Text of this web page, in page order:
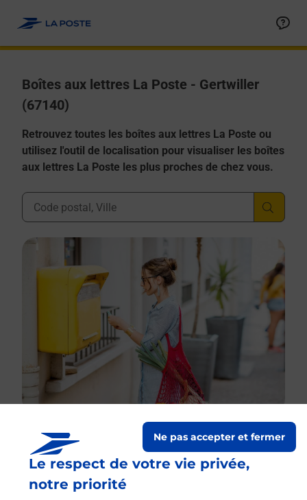
Le respect de votre vie privée,
notre priorité
Ne pas accepter et fermer
Boîtes aux lettres La Poste - Gertwiller
(67140)
Retrouvez toutes les boîtes aux lettres La Poste ou
utilisez l'outil de localisation pour visualiser les boîtes
aux lettres La Poste les plus proches de chez vous.
Ville, Département, Code Postal
Boîte aux lettres La Poste
Le lien s'ouvre dans un nouvel onglet